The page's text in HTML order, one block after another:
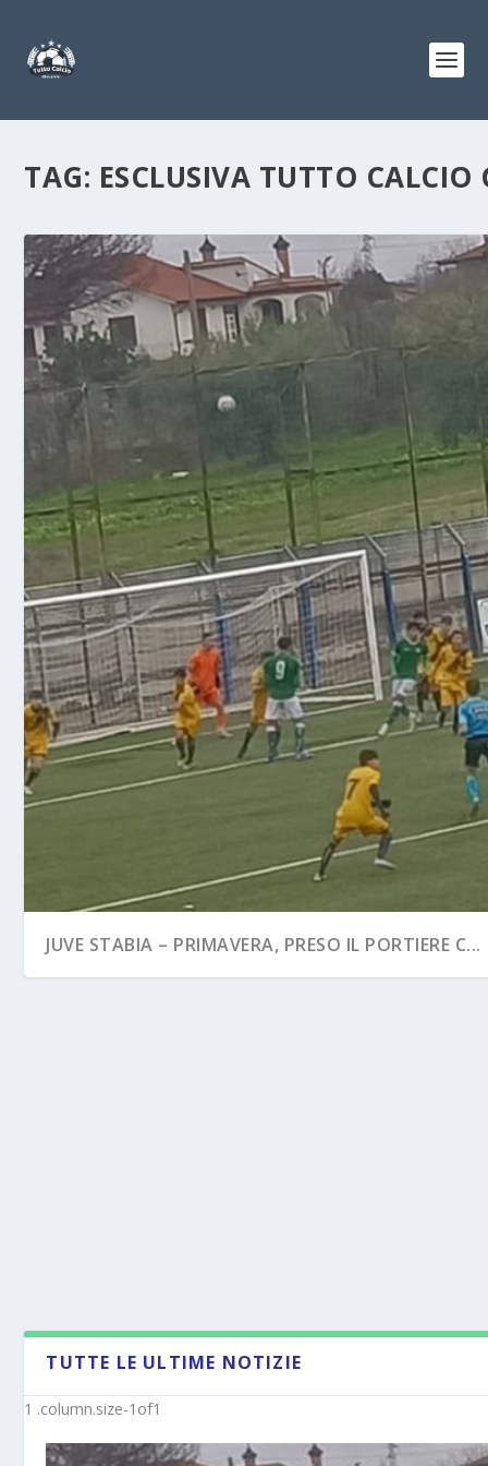
TAG: ESCLUSIVA TUTTO
JUVE STABIA – PRIMAVERA, PRESO IL PORTIERE C...
TUTTE LE ULTIME NOTIZIE